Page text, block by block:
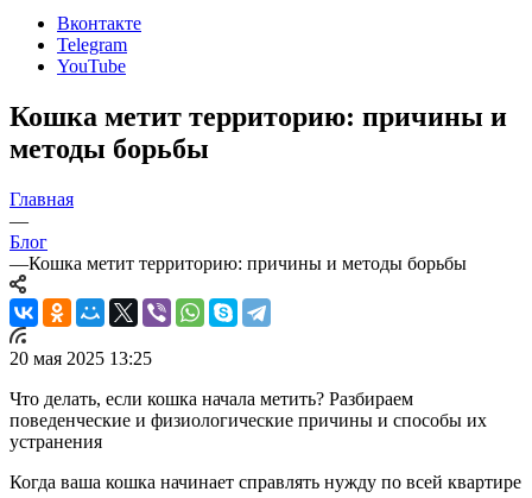
Вконтакте
Telegram
YouTube
Кошка метит территорию: причины и
методы борьбы
Главная
—
Блог
—Кошка метит территорию: причины и методы борьбы
20 мая 2025 13:25
Что делать, если кошка начала метить? Разбираем
поведенческие и физиологические причины и способы их
устранения
Когда ваша кошка начинает справлять нужду по всей квартире